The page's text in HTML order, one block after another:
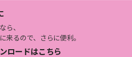
ら、
来るので、さらに便利。
ロードはこちら